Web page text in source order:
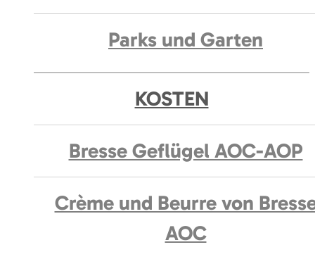
Parks und Garten
KOSTEN
Bresse Geflügel AOC-AOP
Crème und Beurre von
AOC